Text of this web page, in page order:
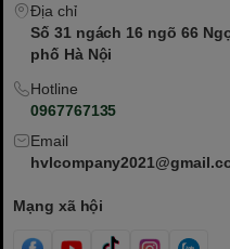
Địa chỉ
Số 31 ngách 16 ngõ 66
phố Hà Nội
Hotline
0967767135
Email
Mạng xã hội